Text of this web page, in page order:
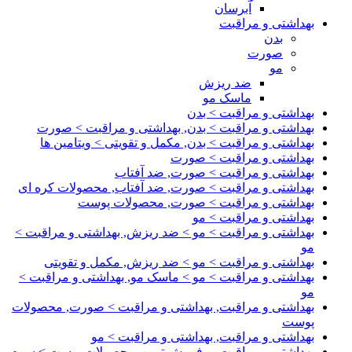
آبرسان
بهداشتی و مراقبت
بدن
صورت
مو
ضد ریزش
ماسک مو
بهداشتی و مراقبت > بدن
بهداشتی و مراقبت > بدن, بهداشتی و مراقبت > صورت
بهداشتی و مراقبت > بدن, مکمل و تقویتی > ویتامین ها
بهداشتی و مراقبت > صورت
بهداشتی و مراقبت > صورت, ضد آفتاب
بهداشتی و مراقبت > صورت, ضد آفتاب, محصولات کره ای
بهداشتی و مراقبت > صورت, محصولات پوست
بهداشتی و مراقبت > مو
بهداشتی و مراقبت > مو > ضد ریزش, بهداشتی و مراقبت >
مو
بهداشتی و مراقبت > مو > ضد ریزش, مکمل و تقویتی
بهداشتی و مراقبت > مو > ماسک مو, بهداشتی و مراقبت >
مو
بهداشتی و مراقبت, بهداشتی و مراقبت > صورت, محصولات
پوست
بهداشتی و مراقبت, بهداشتی و مراقبت > مو